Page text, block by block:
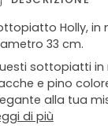
Holly, in
33 cm.
sottopiatti in
e pino
alla tua
di più